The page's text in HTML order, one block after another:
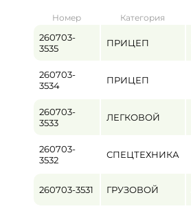
от
Цена
от
Номер Категория
260703-
3535
ПРИЦЕП
260703-
3534
ПРИЦЕП
260703-
3533
ЛЕГКОВОЙ
260703-
3532
СПЕЦТЕХНИКА
260703-3531 ГРУЗОВОЙ